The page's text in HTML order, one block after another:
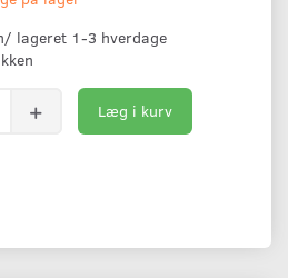
lageret 1-3 hverdage
Læg i kurv